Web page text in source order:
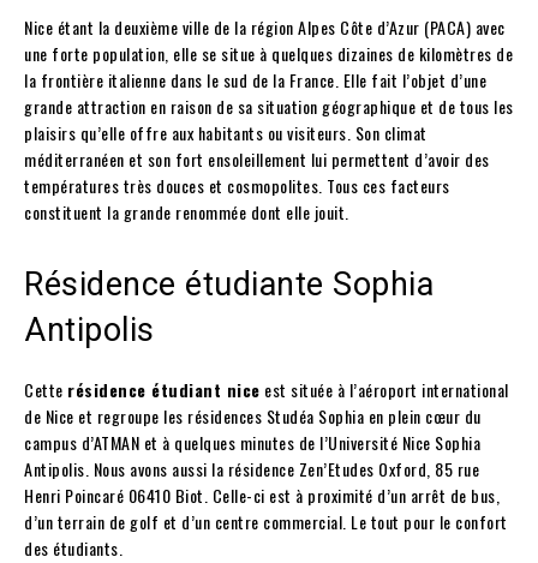
Nice étant la deuxième ville de la région Alpes Côte d’Azur (PACA) avec
une forte population, elle se situe à quelques dizaines de kilomètres de
la frontière italienne dans le sud de la France. Elle fait l’objet d’une
grande attraction en raison de sa situation géographique et de tous les
plaisirs qu’elle offre aux habitants ou visiteurs. Son climat
méditerranéen et son fort ensoleillement lui permettent d’avoir des
températures très douces et cosmopolites. Tous ces facteurs
constituent la grande renommée dont elle jouit.
Résidence étudiante Sophia
Antipolis
Cette résidence étudiant nice est située à l’aéroport international
de Nice et regroupe les résidences Studéa Sophia en plein cœur du
campus d’ATMAN et à quelques minutes de l’Université Nice Sophia
Antipolis. Nous avons aussi la résidence Zen’Etudes Oxford, 85 rue
Henri Poincaré 06410 Biot. Celle-ci est à proximité d’un arrêt de bus,
d’un terrain de golf et d’un centre commercial. Le tout pour le confort
des étudiants.